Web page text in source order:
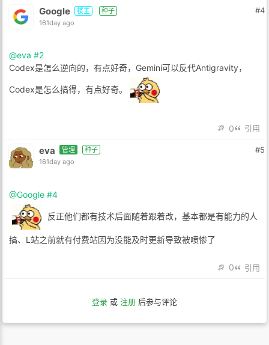
Google 楼主
种子
161day ago
#4
@eva #2
Codex是怎么逆向的，有点好奇，Gemini可以反代Antigravity，
Codex是怎么搞得，有点好奇。
0 引用
eva 管理
种子
161day ago
#5
@Google #4
反正他们都有技术后面随着跟着改，基本都是有能力的人
搞、L站之前就有付费站因为没能及时更新导致被喷惨了
0 引用
登录 或 注册 后参与评论